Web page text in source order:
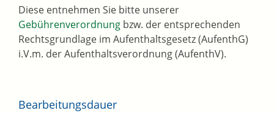
Diese entnehmen Sie bitte unserer
Gebührenverordnung bzw. der entsprechenden
Rechtsgrundlage im Aufenthaltsgesetz (AufenthG)
i.V.m. der Aufenthaltsverordnung (AufenthV).
Bearbeitungsdauer